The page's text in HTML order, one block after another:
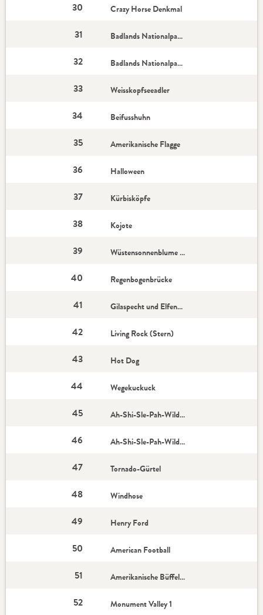
30 Crazy Horse Denkmal
31 Badlands Nationalpark 1
32 Badlands Nationalpark 2
33 Weisskopfseeadler
34 Beifusshuhn
35 Amerikanische Flagge
36 Halloween
37 Kürbisköpfe
38 Kojote
39 Wüstensonnenblume (Stern)
40 Regenbogenbrücke
41 Gilaspecht und Elfenkauz
42 Living Rock (Stern)
43 Hot Dog
44 Wegekuckuck
45 Ah-Shi-Sle-Pah-Wildnis 1
46 Ah-Shi-Sle-Pah-Wildnis 2
47 Tornado-Gürtel
48 Windhose
49 Henry Ford
50 American Football
51 Amerikanische Büffelzikade (Stern)
52 Monument Valley 1